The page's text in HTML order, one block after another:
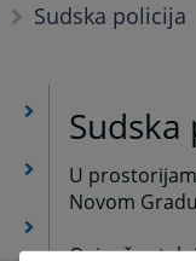
Sudska policija
Sudska
U
Novom
Oni vrše